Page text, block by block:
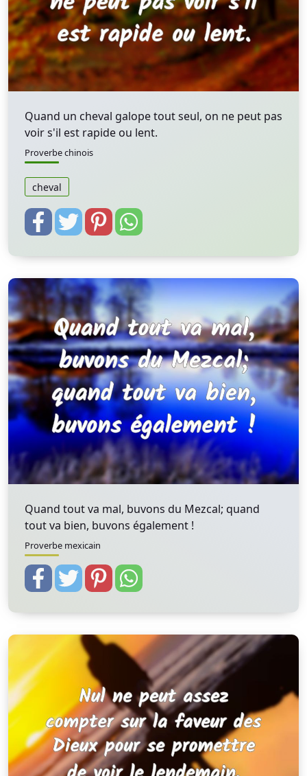
Quand un cheval galope tout seul, on ne peut pas
voir s'il est rapide ou lent.
Proverbe chinois
cheval
Quand tout va mal, buvons du Mezcal; quand
tout va bien, buvons également !
Proverbe mexicain